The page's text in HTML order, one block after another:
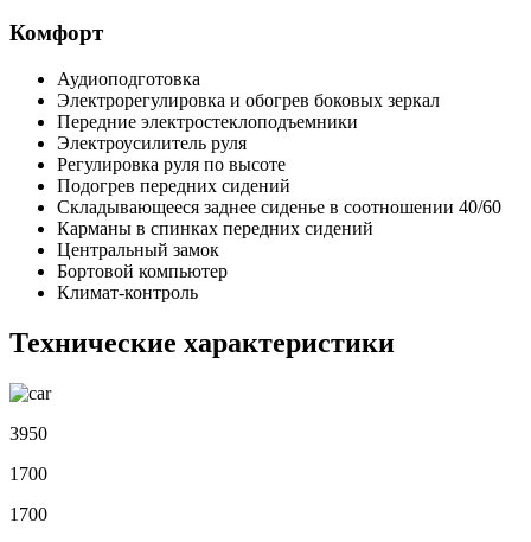
Комфорт
Аудиоподготовка
Электрорегулировка и обогрев боковых зеркал
Передние электростеклоподъемники
Электроусилитель руля
Регулировка руля по высоте
Подогрев передних сидений
Складывающееся заднее сиденье в соотношении 40/60
Карманы в спинках передних сидений
Центральный замок
Бортовой компьютер
Климат-контроль
Технические характеристики
3950
1700
1700